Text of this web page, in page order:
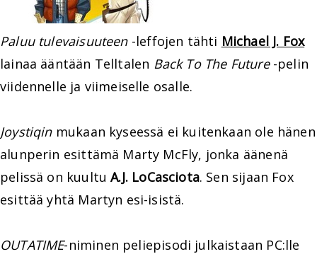
Paluu tulevaisuuteen-leffojen tähti Michael J. Fox
lainaa ääntään Telltalen Back To The Future-pelin
viidennelle ja viimeiselle osalle.
Joystiqinmukaan kyseessä ei kuitenkaan ole hänen
alunperin esittämä Marty McFly, jonka äänenä
pelissä on kuultuA.J. LoCasciota. Sen sijaan Fox
esittää yhtä Martyn esi-isistä.
OUTATIME-niminen peliepisodi julkaistaan PC:lle